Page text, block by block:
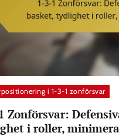
i 1-3-1 zonförsvar
Zonförsvar:
i roller,